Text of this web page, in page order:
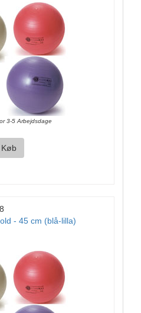
3-5 Arbejdsdage
Køb
- 45 cm (blå-lilla)